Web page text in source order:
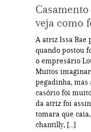
veja como
A atriz Issa Rae
quando postou
o empresário
Muitos
pegadinha, mas
casório foi
da atriz foi
tomara que
chantilly, […]